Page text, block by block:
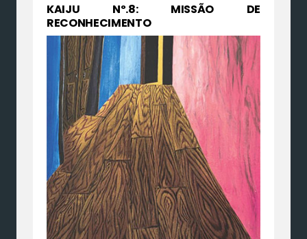
KAIJU Nº.8: MISSÃO DE
RECONHECIMENTO